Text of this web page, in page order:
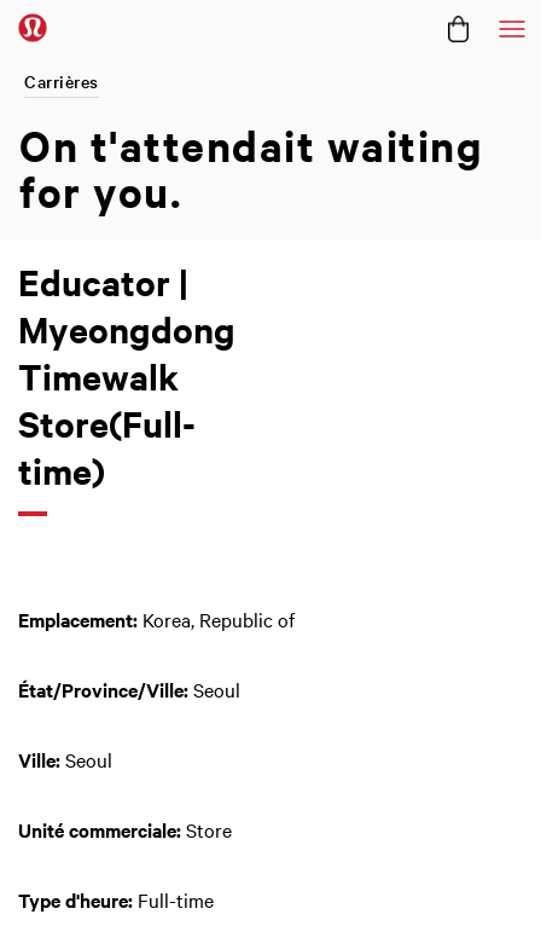
Carrières
On t'attendait waiting
for you.
Educator |
Myeongdong
Timewalk
Store(Full-
time)
Emplacement: Korea, Republic of
État/Province/Ville:Seoul
Ville:Seoul
Unité commerciale:Store
Type d'heure: Full-time